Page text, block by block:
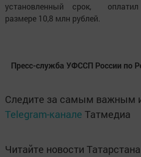
установленный срок,
размере 10,8 млн рублей.
Пресс-служба УФССП России по
Следите за самым важным
Telegram-канале Татмедиа
Читайте новости